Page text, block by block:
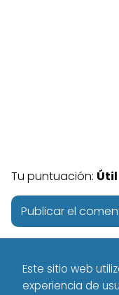
Tu puntuación: Útil
Este sitio web
experiencia de